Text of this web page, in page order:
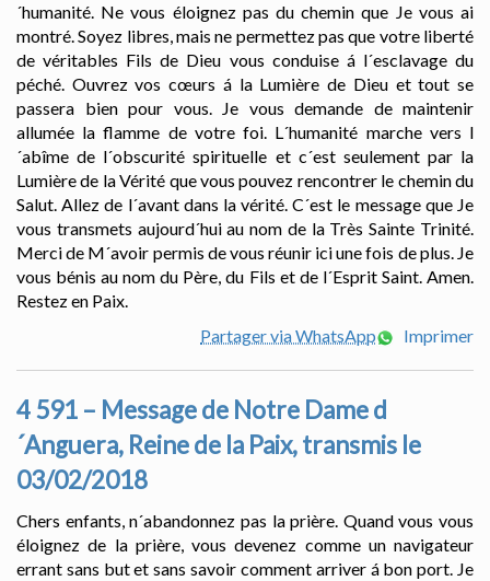
´humanité. Ne vous éloignez pas du chemin que Je vous ai
montré. Soyez libres, mais ne permettez pas que votre liberté
de véritables Fils de Dieu vous conduise á l´esclavage du
péché. Ouvrez vos cœurs á la Lumière de Dieu et tout se
passera bien pour vous. Je vous demande de maintenir
allumée la flamme de votre foi. L´humanité marche vers l
´abîme de l´obscurité spirituelle et c´est seulement par la
Lumière de la Vérité que vous pouvez rencontrer le chemin du
Salut. Allez de l´avant dans la vérité. C´est le message que Je
vous transmets aujourd´hui au nom de la Très Sainte Trinité.
Merci de M´avoir permis de vous réunir ici une fois de plus. Je
vous bénis au nom du Père, du Fils et de l´Esprit Saint. Amen.
Restez en Paix.
Partager via WhatsApp
Imprimer
4 591 – Message de Notre Dame d
´Anguera, Reine de la Paix, transmis le
03/02/2018
Chers enfants, n´abandonnez pas la prière. Quand vous vous
éloignez de la prière, vous devenez comme un navigateur
errant sans but et sans savoir comment arriver á bon port. Je